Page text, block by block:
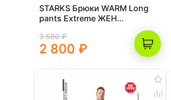
STARKS Брюки WARM Long
pants Extreme ЖЕН
3 500 ₽
2 800 ₽